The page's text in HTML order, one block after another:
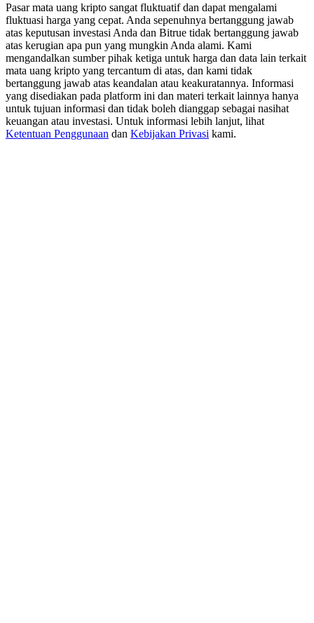
Register & Trade to Win 500,000 USDT
Precious Metals Trading Carnival
Trade Gold & Silver · 33,333 USDT Bonus
Pasar mata uang kripto sangat fluktuatif dan dapat mengalami
fluktuasi harga yang cepat. Anda sepenuhnya bertanggung jawab
atas keputusan investasi Anda dan Bitrue tidak bertanggung jawab
atas kerugian apa pun yang mungkin Anda alami. Kami
mengandalkan sumber pihak ketiga untuk harga dan data lain terkait
mata uang kripto yang tercantum di atas, dan kami tidak
bertanggung jawab atas keandalan atau keakuratannya. Informasi
yang disediakan pada platform ini dan materi terkait lainnya hanya
untuk tujuan informasi dan tidak boleh dianggap sebagai nasihat
keuangan atau investasi. Untuk informasi lebih lanjut, lihat
Ketentuan Penggunaan dan Kebijakan Privasi kami.